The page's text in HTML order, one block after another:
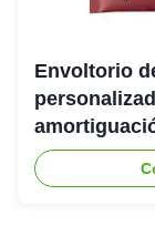
Envoltorio
reciclable
ecológico